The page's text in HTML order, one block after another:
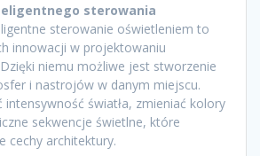
sterowania
sterowanie oświetleniem to
innowacji w projektowaniu
niemu możliwe jest stworzenie
i nastrojów w danym miejscu.
światła, zmieniać kolory
sekwencje świetlne, które
cechy architektury.